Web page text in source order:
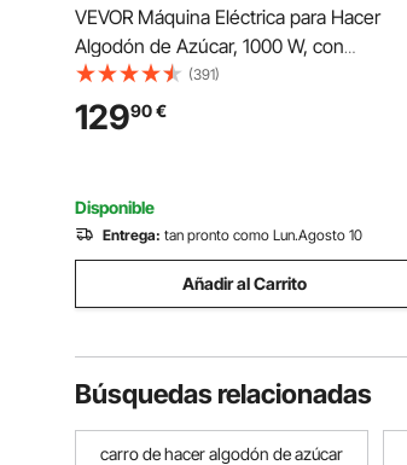
VEVOR Máquina Eléctrica para Hacer
Algodón de Azúcar, 1000 W, con
Recipiente Acero Inoxidable de 52 cm,
Cuchara para Azúcar y Cajón, para
Cumpleaños y Fiestas Familiares, Rosa,
(391)
12990€
Disponible
Entrega: tan pronto como Lun.Agosto 10
Añadir al Carrito
Búsquedas relacionadas
carro de hacer algodón de azúcar